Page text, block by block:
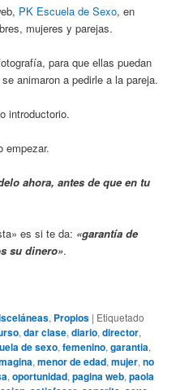
PK Escuela de Sexo, en
mujeres y parejas.
para que ellas puedan
animaron a pedirle a la pareja.
introductorio.
empezar.
ahora, antes de que en tu
es si te da: «garantía de
su dinero».
, Propios | Etiquetado
,dar clase,diario,director,
de sexo,femenino,garantia,
,menor de edad,mujer,no
,oportunidad,pagina web,paola